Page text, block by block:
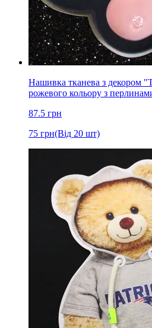
Нашивка тканева з декором
рожевого кольору з
87.5 грн
75 грн(Від 20 шт)